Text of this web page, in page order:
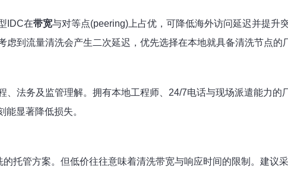
IDC在带宽与对等点(peering)上占优，可降低海外访问延迟并提升
到流量清洗会产生二次延迟，优先选择在本地就具备清洗节点的
法务及监管理解。拥有本地工程师、24/7电话与现场派遣能力的
显著降低损失。
托管方案。但低价往往意味着清洗带宽与响应时间的限制。建议